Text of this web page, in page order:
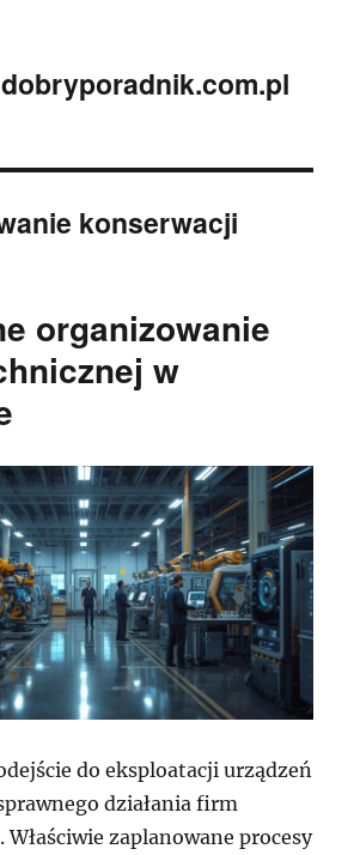
konserwacji
organizowanie
w
do eksploatacji urządzeń
działania firm
zaplanowane procesy